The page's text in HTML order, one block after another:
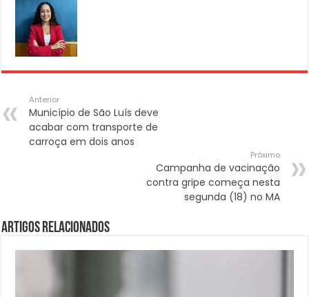
Anterior
Município de São Luís deve
acabar com transporte de
carroça em dois anos
Próximo
Campanha de vacinação
contra gripe começa nesta
segunda (18) no MA
Artigos Relacionados